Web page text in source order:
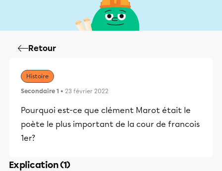
Retour
Histoire
Secondaire 1 • 23 février 2022
Pourquoi est-ce que clément Marot était le
poète le plus important de la cour de francois
1er?
Explication (1)